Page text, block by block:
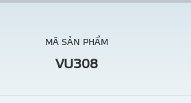
MÃ SẢN PHẨM
VU308